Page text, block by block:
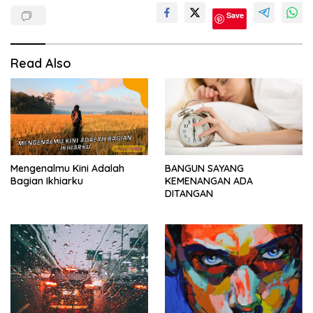
Save
Read Also
Mengenalmu Kini Adalah
Bagian Ikhiarku
BANGUN SAYANG
KEMENANGAN ADA
DITANGAN